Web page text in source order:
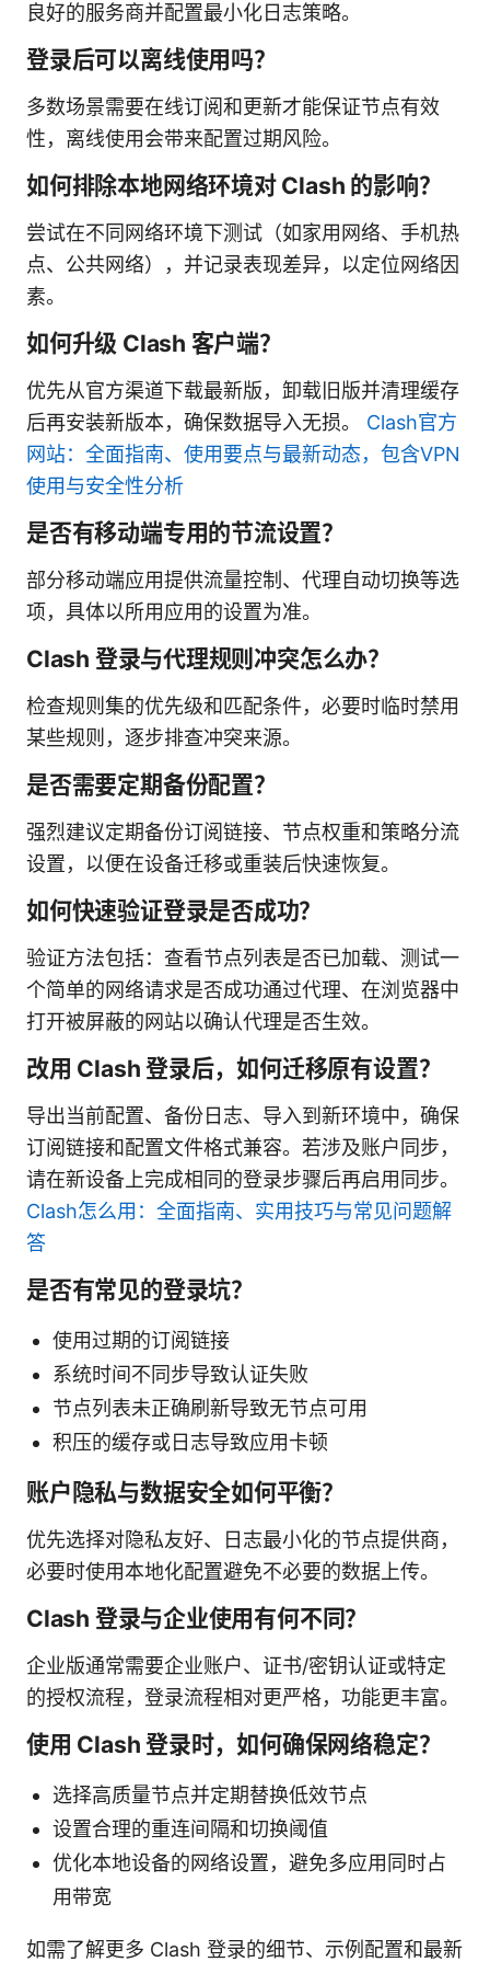
良好的服务商并配置最小化日志策略。
登录后可以离线使用吗？
多数场景需要在线订阅和更新才能保证节点有效
性，离线使用会带来配置过期风险。
如何排除本地网络环境对 Clash 的影响？
尝试在不同网络环境下测试（如家用网络、手机热
点、公共网络），并记录表现差异，以定位网络因
素。
如何升级 Clash 客户端？
优先从官方渠道下载最新版，卸载旧版并清理缓存
后再安装新版本，确保数据导入无损。 Clash官方
网站：全面指南、使用要点与最新动态，包含VPN
使用与安全性分析
是否有移动端专用的节流设置？
部分移动端应用提供流量控制、代理自动切换等选
项，具体以所用应用的设置为准。
Clash 登录与代理规则冲突怎么办？
检查规则集的优先级和匹配条件，必要时临时禁用
某些规则，逐步排查冲突来源。
是否需要定期备份配置？
强烈建议定期备份订阅链接、节点权重和策略分流
设置，以便在设备迁移或重装后快速恢复。
如何快速验证登录是否成功？
验证方法包括：查看节点列表是否已加载、测试一
个简单的网络请求是否成功通过代理、在浏览器中
打开被屏蔽的网站以确认代理是否生效。
改用 Clash 登录后，如何迁移原有设置？
导出当前配置、备份日志、导入到新环境中，确保
订阅链接和配置文件格式兼容。若涉及账户同步，
请在新设备上完成相同的登录步骤后再启用同步。
Clash怎么用：全面指南、实用技巧与常见问题解
答
是否有常见的登录坑？
使用过期的订阅链接
系统时间不同步导致认证失败
节点列表未正确刷新导致无节点可用
积压的缓存或日志导致应用卡顿
账户隐私与数据安全如何平衡？
优先选择对隐私友好、日志最小化的节点提供商，
必要时使用本地化配置避免不必要的数据上传。
Clash 登录与企业使用有何不同？
企业版通常需要企业账户、证书/密钥认证或特定
的授权流程，登录流程相对更严格，功能更丰富。
使用 Clash 登录时，如何确保网络稳定？
选择高质量节点并定期替换低效节点
设置合理的重连间隔和切换阈值
优化本地设备的网络设置，避免多应用同时占
用带宽
如需了解更多 Clash 登录的细节、示例配置和最新